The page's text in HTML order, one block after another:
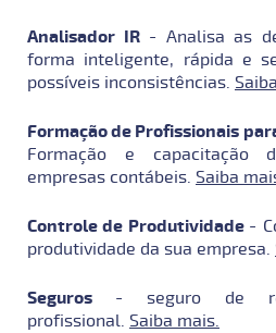
Analisador IR- Analisa as
forma inteligente, rápida e
possíveis inconsistências.
Formação de Profissionais
Formação e capacitação
empresas contábeis. Saiba
Controle de Produtividade -
produtividade da sua empresa.
Seguros - seguro de
profissional. Saiba mais.